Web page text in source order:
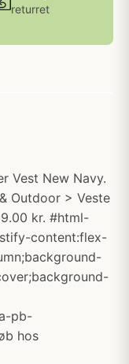
returret
Vest New Navy.
Outdoor > Veste
kr. #html-
content:flex-
pb-
hos